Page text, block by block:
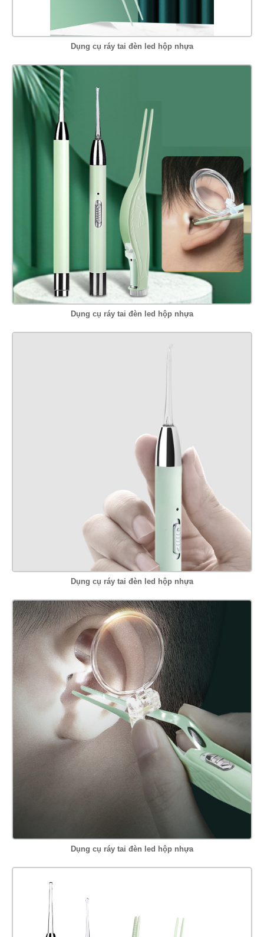
Dụng cụ ráy tai đèn led hộp nhựa
Dụng cụ ráy tai đèn led hộp nhựa
Dụng cụ ráy tai đèn led hộp nhựa
Dụng cụ ráy tai đèn led hộp nhựa